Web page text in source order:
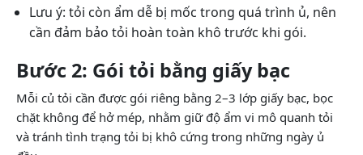
Lưu ý: tỏi còn ẩm dễ bị mốc trong quá trình ủ, nên
cần đảm bảo tỏi hoàn toàn khô trước khi gói.
Bước 2: Gói tỏi bằng giấy bạc
Mỗi củ tỏi cần được gói riêng bằng 2–3 lớp giấy bạc, bọc
chặt không để hở mép, nhằm giữ độ ẩm vi mô quanh tỏi
và tránh tình trạng tỏi bị khô cứng trong những ngày ủ